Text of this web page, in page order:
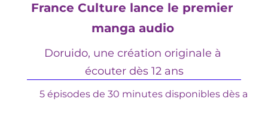
France Culture lance le premier
manga audio
Doruido, une création originale à
écouter dès 12 ans
5 épisodes de 30 minutes disponibles dès